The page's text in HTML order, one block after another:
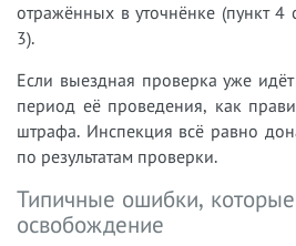
отражённых в уточнёнке (пункт
3).
Если выездная проверка уже
период её проведения, как
штрафа. Инспекция всё равно
по результатам проверки.
Типичные ошибки,
освобождение